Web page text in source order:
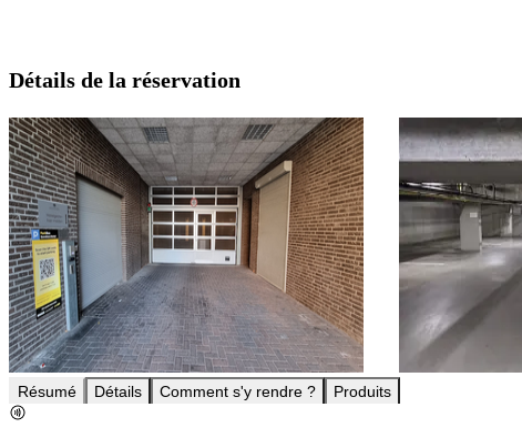
Détails de la réservation
Résumé Détails Comment s'y rendre ? Produits